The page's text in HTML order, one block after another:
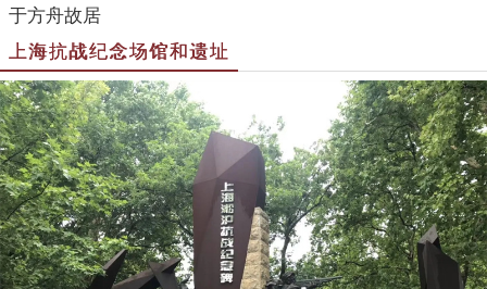
于方舟故居
上海抗战纪念场馆和遗址